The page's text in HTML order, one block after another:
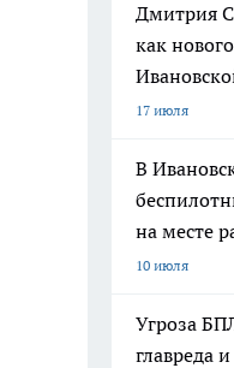
Дмитрия
как
17 июля
В
на месте
10 июля
Угроза
главреда